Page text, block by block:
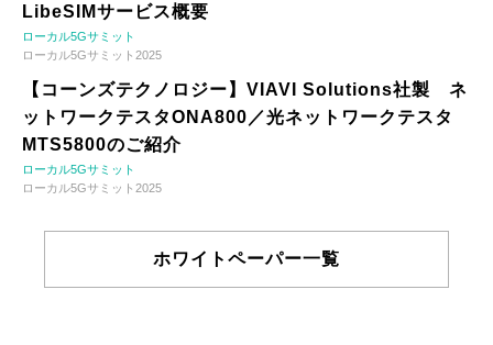
LibeSIMサービス概要
ローカル5Gサミット
ローカル5Gサミット2025
【コーンズテクノロジー】VIAVI Solutions社製 ネ
ットワークテスタONA800／光ネットワークテスタ
MTS5800のご紹介
ローカル5Gサミット
ローカル5Gサミット2025
ホワイトペーパー一覧